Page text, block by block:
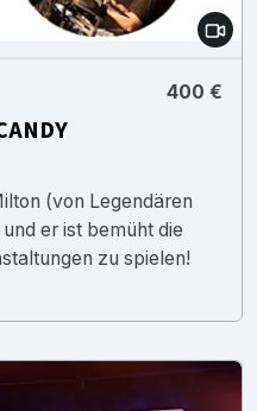
400 €
(von Legendären
er ist bemüht die
zu spielen!